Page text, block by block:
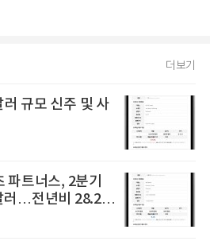
더보기
규모 신주 및 사
파트너스, 2분기
러…전년비 28.2%